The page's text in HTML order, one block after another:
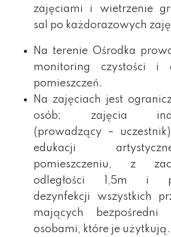
zajęciami i wietrzenie
sal po każdorazowych
Na terenie Ośrodka
monitoring czystości i
pomieszczeń.
Na zajęciach jest
osób; zajęcia
(prowadzący –
edukacji
pomieszczeniu, z
odległości
1,5m i
dezynfekcji wszystkich
mających
osobami, które je użytkują.